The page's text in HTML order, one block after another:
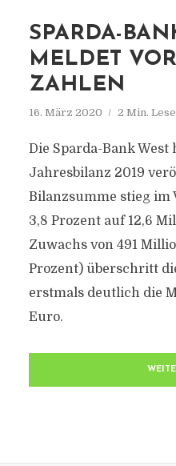
SPARDA-
MELDET
ZAHLEN
16. März 2020 2 Min.
Die Sparda-Bank
Jahresbilanz 2019
Bilanzsumme stieg im
3,8 Prozent auf 12,6
Zuwachs von 491
Prozent) überschritt
erstmals deutlich die
Euro.